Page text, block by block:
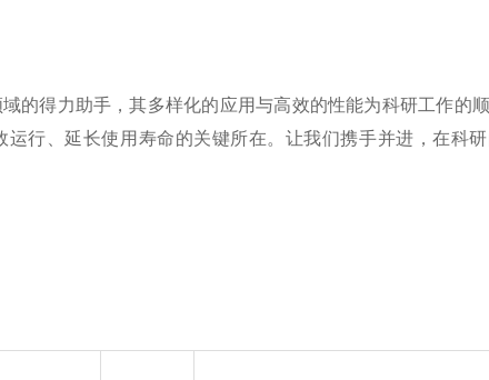
得力助手，其多样化的应用与高效的性能为科研工作的
行、延长使用寿命的关键所在。让我们携手并进，在科